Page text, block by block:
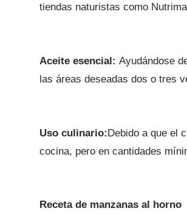
tiendas naturistas como
Aceite esencial: Ayudándose
las áreas deseadas dos o tres
Uso culinario:Debido a que el
cocina, pero en cantidades
Receta de manzanas al horno